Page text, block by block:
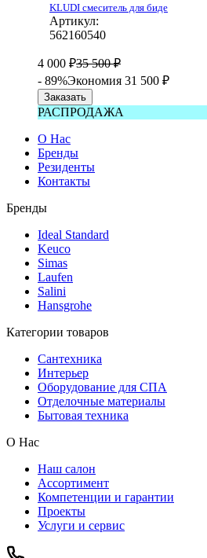
KLUDI смеситель для биде
Артикул:
562160540
4 000 ₽35 500 ₽
- 89%Экономия 31 500 ₽
Заказать
РАСПРОДАЖА
О Нас
Бренды
Резиденты
Контакты
Бренды
Ideal Standard
Keuco
Simas
Laufen
Salini
Hansgrohe
Категории товаров
Сантехника
Интерьер
Оборудование для СПА
Отделочные материалы
Бытовая техника
О Нас
Наш салон
Ассортимент
Компетенции и гарантии
Проекты
Услуги и сервис